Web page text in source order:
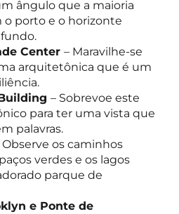
ângulo que a maioria
o porto e o horizonte
Center – Maravilhe-se
arquitetônica que é um
– Sobrevoe este
para ter uma vista que
palavras.
Observe os caminhos
verdes e os lagos
parque de
e Ponte de